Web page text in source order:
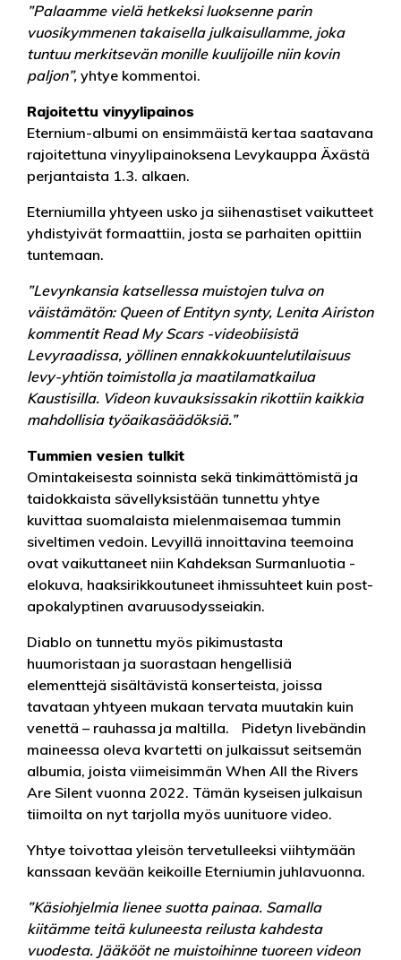
”Palaamme vielä hetkeksi luoksenne parin
vuosikymmenen takaisella julkaisullamme, joka
tuntuu merkitsevän monille kuulijoille niin kovin
paljon”, yhtye kommentoi.
Rajoitettu vinyylipainos
Eternium-albumi on ensimmäistä kertaa saatavana
rajoitettuna vinyylipainoksena Levykauppa Äxästä
perjantaista 1.3. alkaen.
Eterniumilla yhtyeen usko ja siihenastiset vaikutteet
yhdistyivät formaattiin, josta se parhaiten opittiin
tuntemaan.
”Levynkansia katsellessa muistojen tulva on
väistämätön: Queen of Entityn synty, Lenita Airiston
kommentit Read My Scars -videobiisistä
Levyraadissa, yöllinen ennakkokuuntelutilaisuus
levy-yhtiön toimistolla ja maatilamatkailua
Kaustisilla. Videon kuvauksissakin rikottiin kaikkia
mahdollisia työaikasäädöksiä.”
Tummien vesien tulkit
Omintakeisesta soinnista sekä tinkimättömistä ja
taidokkaista sävellyksistään tunnettu yhtye
kuvittaa suomalaista mielenmaisemaa tummin
siveltimen vedoin. Levyillä innoittavina teemoina
ovat vaikuttaneet niin Kahdeksan Surmanluotia -
elokuva, haaksirikkoutuneet ihmissuhteet kuin post-
apokalyptinen avaruusodysseiakin.
Diablo on tunnettu myös pikimustasta
huumoristaan ja suorastaan hengellisiä
elementtejä sisältävistä konserteista, joissa
tavataan yhtyeen mukaan tervata muutakin kuin
venettä – rauhassa ja maltilla. Pidetyn livebändin
maineessa oleva kvartetti on julkaissut seitsemän
albumia, joista viimeisimmän When All the Rivers
Are Silent vuonna 2022. Tämän kyseisen julkaisun
tiimoilta on nyt tarjolla myös uunituore video.
Yhtye toivottaa yleisön tervetulleeksi viihtymään
kanssaan kevään keikoille Eterniumin juhlavuonna.
”Käsiohjelmia lienee suotta painaa. Samalla
kiitämme teitä kuluneesta reilusta kahdesta
vuodesta. Jääkööt ne muistoihinne tuoreen videon